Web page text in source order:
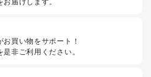
届けします。
買い物をサポート！
非ご利用ください。